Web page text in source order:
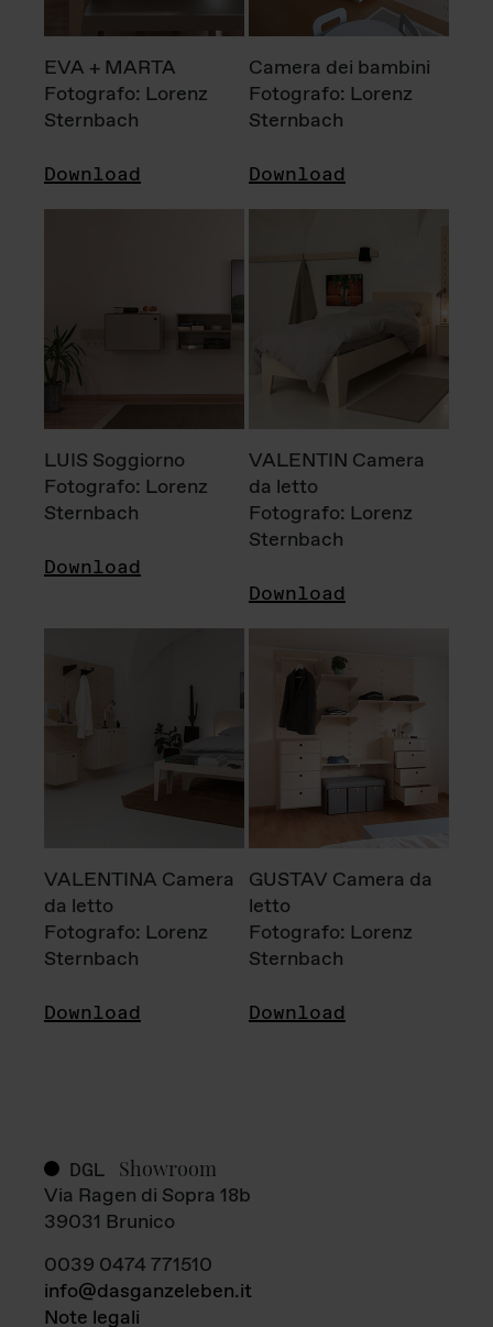
EVA + MARTA
Fotografo: Lorenz
Sternbach
Download
Camera dei bambini
Fotografo: Lorenz
Sternbach
Download
LUIS Soggiorno
Fotografo: Lorenz
Sternbach
Download
VALENTIN Camera
da letto
Fotografo: Lorenz
Sternbach
Download
VALENTINA Camera
da letto
Fotografo: Lorenz
Sternbach
Download
GUSTAV Camera da
letto
Fotografo: Lorenz
Sternbach
Download
DGL Showroom
Via Ragen di Sopra 18b
39031 Brunico
0039 0474 771510
info@dasganzeleben.it
Note legali